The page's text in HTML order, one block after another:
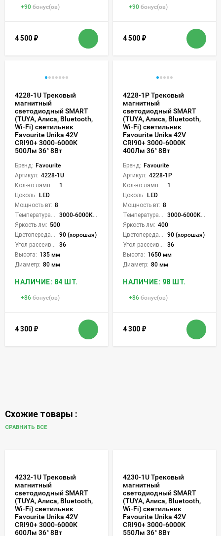
+90 бонус(ов)
4 500 ₽
+90 бонус(ов)
4 500 ₽
4228-1U Трековый
магнитный
светодиодный SMART
(TUYA, Алиса, Bluetooth,
Wi-Fi) светильник
Favourite Unika 42V
CRI90+ 3000-6000К
500Лм 36° 8Вт
Бренд: Favourite
Артикул: 4228-1U
1
Цоколь: LED
Мощность вт: 8
3000-6000K (плавная рег.)
Яркость лм: 500
90 (хорошая)
36
Высота: 135 мм
Диаметр: 80 мм
НАЛИЧИЕ: 84 ШТ.
+86 бонус(ов)
4 300 ₽
4228-1P Трековый
магнитный
светодиодный SMART
(TUYA, Алиса, Bluetooth,
Wi-Fi) светильник
Favourite Unika 42V
CRI90+ 3000-6000К
400Лм 36° 8Вт
Бренд: Favourite
Артикул: 4228-1P
1
Цоколь: LED
Мощность вт: 8
3000-6000K (плавная рег.)
Яркость лм: 400
90 (хорошая)
36
Высота: 1650 мм
Диаметр: 80 мм
НАЛИЧИЕ: 98 ШТ.
+86 бонус(ов)
4 300 ₽
Схожие товары :
СРАВНИТЬ ВСЕ
4232-1U Трековый
магнитный
светодиодный SMART
(TUYA, Алиса, Bluetooth,
Wi-Fi) светильник
Favourite Unika 42V
CRI90+ 3000-6000К
600Лм 36° 8Вт
4230-1U Трековый
магнитный
светодиодный SMART
(TUYA, Алиса, Bluetooth,
Wi-Fi) светильник
Favourite Unika 42V
CRI90+ 3000-6000К
550Лм 36° 8Вт